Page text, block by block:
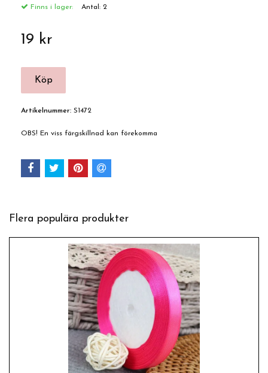
Finns i lager: Antal: 2
19 kr
Artikelnummer: S1472
OBS! En viss färgskillnad kan förekomma
Flera populära produkter